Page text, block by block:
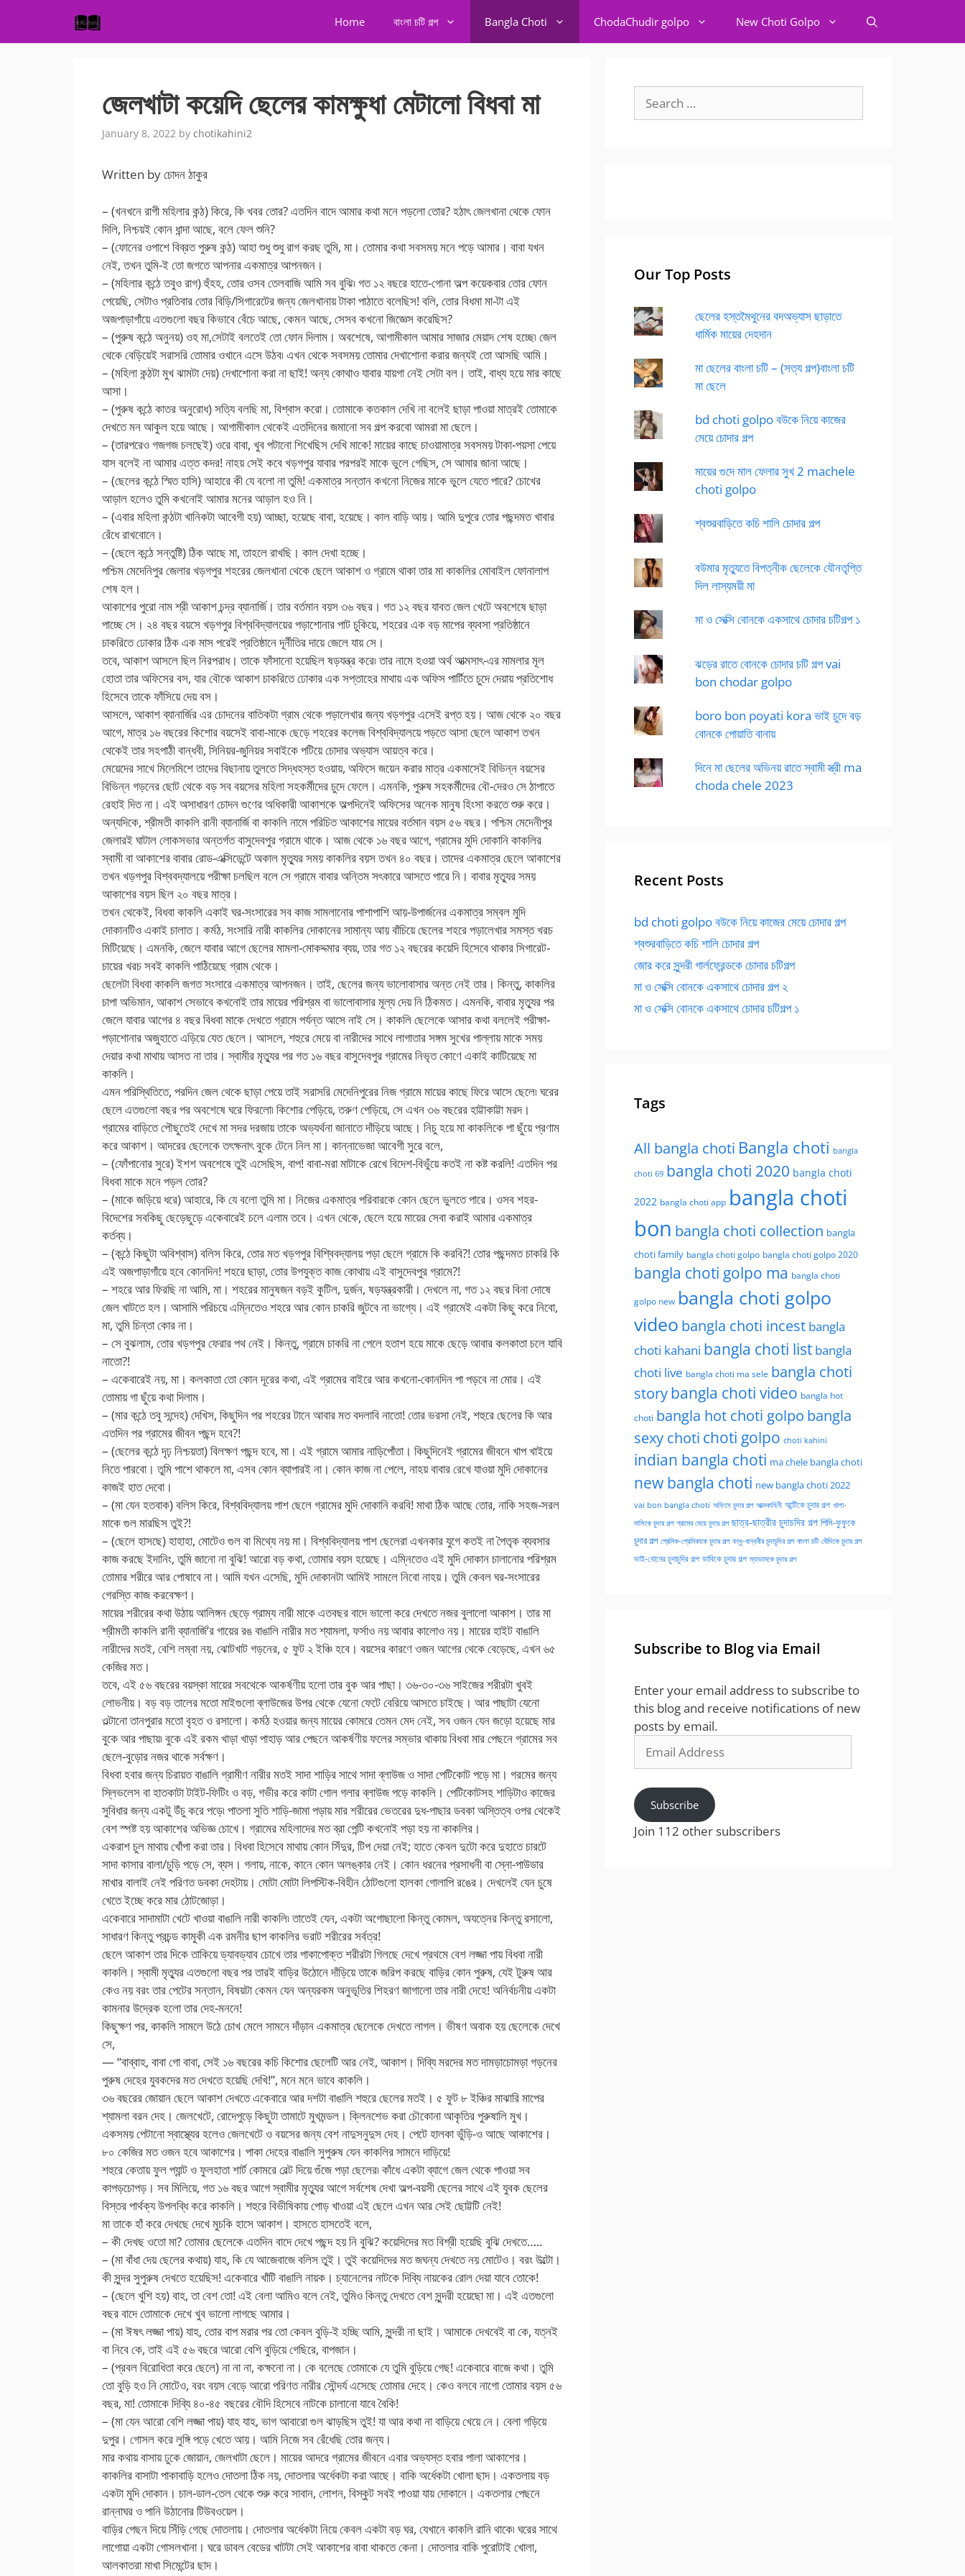
content
Home বাংলা চটি গল্প Bangla Choti ChodaChudir golpo New Choti Golpo
জেলখাটা কয়েদি ছেলের কামক্ষুধা মেটালো বিধবা মা
January 8, 2022 by chotikahini2
Written by চোদন ঠাকুর
– (খনখনে রাগী মহিলার কন্ঠ) কিরে, কি খবর তোর? এতদিন বাদে আমার কথা মনে পড়লো তোর? হঠাৎ জেলখানা থেকে ফোন
দিলি, নিশ্চয়ই কোন ধান্দা আছে, বলে ফেল শুনি?
– (ফোনের ওপাশে বিব্রত পুরুষ কন্ঠ) আহা শুধু শুধু রাগ করছ তুমি, মা। তোমার কথা সবসময় মনে পড়ে আমার। বাবা যখন
নেই, তখন তুমি-ই তো জগতে আপনার একমাত্র আপনজন।
– (মহিলার কন্ঠে তবুও রাগ) হুঁহহ, তোর ওসব তেলবাজি আমি সব বুঝি৷ গত ১২ বছরে হাতে-গোনা অল্প কয়েকবার তোর ফোন
পেয়েছি, সেটাও প্রতিবার তোর বিড়ি/সিগারেটের জন্য জেলখানায় টাকা পাঠাতে বলেছিস! বলি, তোর বিধমা মা-টা এই
অজপাড়াগাঁয়ে এতগুলো বছর কিভাবে বেঁচে আছে, কেমন আছে, সেসব কখনো জিজ্ঞেস করেছিস?
– (পুরুষ কন্ঠে অনুনয়) ওহ মা,সেটাই বলতেই তো ফোন দিলাম। অবশেষে, আগামীকাল আমার সাজার মেয়াদ শেষ হচ্ছে৷ জেল
থেকে বেড়িয়েই সরাসরি তোমার ওখানে এসে উঠব৷ এখন থেকে সবসময় তোমার দেখাশোনা করার জন্যই তো আসছি আমি।
– (মহিলা কন্ঠটা মুখ ঝামটা দেয়) দেখাশোনা করা না ছাই! অন্য কোথাও যাবার যায়গা নেই সেটা বল। তাই, বাধ্য হয়ে মার কাছে
আসা।
– (পুরুষ কন্ঠে কাতর অনুরোধ) সত্যি বলছি মা, বিশ্বাস করো। তোমাকে কতকাল দেখি না বলেই ছাড়া পাওয়া মাত্রই তোমাকে
দেখতে মন আকুল হয়ে আছে। আগামীকাল থেকেই এতদিনের জমানো সব গল্প করবো আমরা মা ছেলে।
– (তারপরেও গজগজ চলছেই) ওরে বাবা, খুব পটানো শিখেছিস দেখি মাকে! মায়ের কাছে চাওয়ামাত্র সবসময় টাকা-পয়সা পেয়ে
যাস বলেই না আমার এত্ত কদর! নাহয় সেই কবে খড়গপুর যাবার পরপরই মাকে ভুলে গেছিস, সে আমার জানা আছে।
– (ছেলের কন্ঠে স্মিত হাসি) আহারে কী যে বলো না তুমি! একমাত্র সন্তান কখনো নিজের মাকে ভুলে যেতে পারে? চোখের
আড়াল হলেও তুমি কখনোই আমার মনের আড়াল হও নি।
– (এবার মহিলা কন্ঠটা খানিকটা আবেগী হয়) আচ্ছা, হয়েছে বাবা, হয়েছে। কাল বাড়ি আয়। আমি দুপুরে তোর পছন্দমত খাবার
রেঁধে রাখবোনে।
– (ছেলে কন্ঠে সন্তুষ্টি) ঠিক আছে মা, তাহলে রাখছি। কাল দেখা হচ্ছে।
পশ্চিম মেদেনিপুর জেলার খড়গপুর শহরের জেলখানা থেকে ছেলে আকাশ ও গ্রামে থাকা তার মা কাকলির মোবাইল ফোনালাপ
শেষ হল।
আকাশের পুরো নাম শ্রী আকাশ চন্দ্র ব্যানার্জি। তার বর্তমান বয়স ৩৬ বছর। গত ১২ বছর যাবত জেল খেটে অবশেষে ছাড়া
পাচ্ছে সে। ২৪ বছর বয়সে খড়গপুর বিশ্ববিদ্যালয়ের পড়াশোনার পাট চুকিয়ে, শহরের এক বড় মাপের ব্যবসা প্রতিষ্ঠানে
চাকরিতে ঢোকার ঠিক এক মাস পরেই প্রতিষ্ঠানে দূর্নীতির দায়ে জেলে যায় সে।
তবে, আকাশ আসলে ছিল নিরপরাধ। তাকে ফাঁসানো হয়েছিল ষড়যন্ত্র করে৷ তার নামে হওয়া অর্থ আত্মসাৎ-এর মামলার মূল
হোতা তার অফিসের বস, যার বৌকে আকাশ চাকরিতে ঢোকার এক সপ্তাহের মাথায় এক অফিস পার্টিতে চুদে দেয়ায় প্রতিশোধ
হিসেবে তাকে ফাঁসিয়ে দেয় বস।
আসলে, আকাশ ব্যানার্জির এর চোদনের বাতিকটা গ্রাম থেকে পড়ালেখার জন্য খড়গপুর এসেই রপ্ত হয়। আজ থেকে ২০ বছর
আগে, মাত্র ১৬ বছরের কিশোর বয়সেই বাবা-মাকে ছেড়ে শহরের কলেজ বিশ্ববিদ্যালয়ে পড়তে আসা ছেলে আকাশ তখন
থেকেই তার সহপাঠী বান্ধবী, সিনিয়র-জুনিয়র সবাইকে পটিয়ে চোদার অভ্যাস আয়ত্ব করে।
মেয়েদের সাখে মিলেমিশে তাদের বিছানায় তুলতে সিদ্ধহস্ত হওয়ায়, অফিসে জয়েন করার মাত্র একমাসেই বিভিন্ন বয়সের
বিভিন্ন গড়নের ছোট থেকে বড় সব বয়সের মহিলা সহকর্মীদের চুদে ফেলে। এমনকি, পুরুষ সহকর্মীদের বৌ-দেরও সে ঠাপাতে
রেহাই দিত না। এই অসাধারণ চোদন গুণের অধিকারী আকাশকে অল্পদিনেই অফিসের অনেক মানুষ হিংসা করতে শুরু করে।
অন্যদিকে, শ্রীমতী কাকলি রানী ব্যানার্জি বা কাকলি নামে পরিচিত আকাশের মায়ের বর্তমান বয়স ৫৬ বছর। পশ্চিম মেদেনীপুর
জেলারই ঘাটাল লোকসভার অন্তর্গত বাসুদেবপুর গ্রামে থাকে। আজ থেকে ১৬ বছর আগে, গ্রামের মুদি দোকানি কাকলির
স্বামী বা আকাশের বাবার রোড-এক্সিডেন্টে অকাল মৃত্যুর সময় কাকলির বয়স তখন ৪০ বছর। তাদের একমাত্র ছেলে আকাশের
তখন খড়গপুর বিশ্ববদ্যালয়ে পরীক্ষা চলছিল বলে সে গ্রামে বাবার অন্তিম সৎকারে আসতে পারে নি। বাবার মৃত্যুর সময়
আকাশের বয়স ছিল ২০ বছর মাত্র।
তখন থেকেই, বিধবা কাকলি একাই ঘর-সংসারের সব কাজ সামলানোর পাশাপাশি আয়-উপার্জনের একমাত্র সম্বল মুদি
দোকানটিও একাই চালাত। কর্মঠ, সংসারি নারী কাকলির দোকানের সামান্য আয় বাঁচিয়ে ছেলের শহরে পড়ালেখার সমস্ত খরচ
মিটিয়েছে। এমনকি, জেলে যাবার আগে ছেলের মামলা-মোকদ্দমার ব্যয়, তার গত ১২ বছরের কয়েদি হিসেবে থাকার সিগারেট-
চায়ের খরচ সবই কাকলি পাঠিয়েছে গ্রাম থেকে।
ছেলেটা বিধবা কাকলি জগত সংসারে একমাত্র আপনজন। তাই, ছেলের জন্য ভালোবাসার অন্ত নেই তার। কিন্তু, কাকলির
চাপা অভিমান, আকাশ সেভাবে কখনোই তার মায়ের পরিশ্রম বা ভালোবাসার মূল্য দেয় নি ঠিকমত। এমনকি, বাবার মৃত্যুর পর
জেলে যাবার আগের ৪ বছর বিধবা মাকে দেখতে গ্রামে পর্যন্ত আসে নাই সে। কাকলি ছেলেকে আসার কথা বললেই পরীক্ষা-
পড়াশোনার অজুহাতে এড়িয়ে যেত ছেলে। আসলে, শহুরে মেয়ে বা নারীদের সাথে লাগাতার সঙ্গম সুখের পাল্লায় মাকে সময়
দেয়ার কথা মাথায় আসত না তার। স্বামীর মৃত্যুর পর গত ১৬ বছর বাসুদেবপুর গ্রামের নিভৃত কোণে একাই কাটিয়েছে মা
কাকলি।
এমন পরিস্থিতিতে, পরদিন জেল থেকে ছাড়া পেয়ে তাই সরাসরি মেদেনিপুরের নিজ গ্রামে মায়ের কাছে ফিরে আসে ছেলে৷ ঘরের
ছেলে এতগুলো বছর পর অবশেষে ঘরে ফিরলো৷ কিশোর পেড়িয়ে, তরুণ পেড়িয়ে, সে এখন ৩৬ বছরের হাট্টাকাট্টা মরদ।
গ্রামের বাড়িতে পৌছুতেই দেখে মা সদর দরজায় তাকে অভ্যর্থনা জানাতে দাঁড়িয়ে আছে। নিচু হয়ে মা কাকলিকে পা ছুঁয়ে প্রণাম
করে আকাশ। আদরের ছেলেকে তৎক্ষনাৎ বুকে টেনে নিল মা। কান্নাভেজা আবেগী সুরে বলে,
– (ফোঁপানোর সুরে) ইশশ অবশেষে তুই এসেছিস, বাপ! বাবা-মরা মাটাকে রেখে বিদেশ-বিভুঁয়ে কতই না কষ্ট করলি! এতদিন পর
বিধবা মাকে মনে পড়ল তোর?
– (মাকে জড়িয়ে ধরে) আহারে, কি যে বলো তুমি মা। নিজের একমাত্র পরিবারকে কোন ছেলে ভুলতে পারে। ওসব শহর-
বিদেশের সবকিছু ছেড়েছুড়ে একেবারেই চলে এলাম তবে। এখন থেকে, ছেলে হয়ে মায়ের সেবা করাই আমার একমাত্র
কর্তব্য।
– (কন্ঠে কিছুটা অবিশ্বাস) বলিস কিরে, তোর মত খড়গপুর বিশ্বিবদ্যালয় পড়া ছেলে গ্রামে কি করবি?! তোর পছন্দমত চাকরি কি
এই অজপাড়াগাঁয়ে হবে কোনদিন! শহরে ছাড়া, তোর উপযুক্ত কাজ কোথায় এই বাসুদেবপুর গ্রামে?!
– শহরে আর ফিরছি না আমি, মা। শহরের মানুষজন বড়ই কুটিল, দুর্জন, ষড়যন্ত্রকারী। দেখলে না, গত ১২ বছর বিনা দোষে
জেল খাটতে হল। আসামি পরিচয়ে এম্নিতেও শহরে আর কোন চাকরি জুটবে না ভাগ্যে। এই গ্রামেই একটা কিছু করে নিবো,
মা, তুমি চিন্তা কোর না।
– সে বুঝলাম, তোর খড়গপুর ফেরার পথ নেই। কিন্তু, গ্রামে চাকরি না পেলে হতাশ হয়ে মাকে ছেড়ে আবার কলকাতা চলে যাবি
নাতো?!
– একেবারেই নয়, মা। কলকাতা তো কোন দূরের কথা, এই গ্রামের বাইরে আর কখনো-কোনদিন পা পড়বে না মোর। এই
তোমায় গা ছুঁয়ে কথা দিলাম।
– (মার কন্ঠে তবু সন্দেহ) দেখিস, কিছুদিন পর শহরের টানে আবার মত বদলাবি নাতো! তোর ভরসা নেই, শহুরে ছেলের কি আর
এতদিন পর গ্রামের জীবন পছন্দ হবে?!
– (ছেলের কন্ঠে দৃঢ় নিশ্চয়তা) বিলক্ষণ পছন্দ হবে, মা। এই গ্রামে আমার নাড়িপোঁতা। কিছুদিনেই গ্রামের জীবনে খাপ খাইয়ে
নিতে পারবো। তুমি পাশে থাকলে মা, এসব কোন ব্যাপারই না। কোন কাজ না পেলে, নাহয় বাবার রেখে যাওয়া মুদি দোকানের
কাজই হাত দেবো।
– (মা যেন হতবাক) বলিস কিরে, বিশ্ববিদ্যালয় পাশ ছেলে গ্রামের মুদি দোকানি করবি! মাথা ঠিক আছে তোর, নাকি সহজ-সরল
মাকে গুল মারছিস তুই?!
– (ছেলে হাসছে) হাহাহা, মোটেও গুল বা মিথ্যে নয় মা। বিশ্ববিদ্যালয় পাশ ছেলেরা এখনকার যুগে কতই না পৈতৃক ব্যবসার
কাজ করছে ইদানিং, তুমি জানো না বুঝি! আরো বড় কথা, তোমার বয়স হয়েছে। এম্নিতেও এই মুদি দোকান চালানোর পরিশ্রম
তোমার শরীরে আর পোষাবে না। আমি যখন এসেছি, মুদি দোকানটা আমিই সামলে নিবো নাহয়। তুমি কেবল ঘর-সংসারের
গেরস্তি কাজ করবেক্ষণ।
মায়ের শরীরের কথা উঠায় আলিঙ্গন ছেড়ে গ্রাম্য নারী মাকে এতবছর বাদে ভালো করে দেখতে নজর বুলালো আকাশ। তার মা
শ্রীমতী কাকলি রানী ব্যানার্জি’র গায়ের রঙ বাঙালি নারীর মত শ্যামলা, ফর্সাও নয় আবার কালোও নয়। মায়ের হাইট বাঙালি
নারীদের মতই, বেশি লম্বা নয়, ঝোটখাট গড়নের, ৫ ফুট ২ ইঞ্চি হবে। বয়সের কারণে ওজন আগের থেকে বেড়েছে, এখন ৬৫
কেজির মত।
তবে, এই ৫৬ বছরের বয়স্কা মায়ের সবথেকে আকর্ষণীয় হলো তার বুক আর পাছা। ৩৬-৩০-৩৬ সাইজের শরীরটা খুবই
লোভনীয়। বড় বড় তালের মতো মাইগুলো ব্লাউজের উপর থেকে যেনো ফেটে বেরিয়ে আসতে চাইছে। আর পাছাটা যেনো
ওল্টানো তানপুরার মতো বৃহত ও রসালো। কর্মঠ হওয়ার জন্য মায়ের কোমরে তেমন মেদ নেই, সব ওজন যেন জড়ো হয়েছে মার
বুকে আর পাছায়৷ বুকে এই রকম খাড়া খাড়া পাহাড় আর পেছনে আকর্ষণীয় ফলের সম্ভার থাকায় বিধবা মার পেছনে গ্রামের সব
ছেলে-বুড়োর নজর থাকে সর্বক্ষণ।
বিধবা হবার জন্য চিরায়ত বাঙালি গ্রামীণ নারীর মতই সাদা শাড়ির সাথে সাদা ব্লাউজ ও সাদা পেটিকোট পড়ে মা। গরমের জন্য
স্লিভলেস বা হাতকাটা টাইট-ফিটিং ও বড়, গভীর করে কাটা গোল গলার ব্লাউজ পড়ে কাকলি। পেটিকোটসহ শাড়িটাও কাজের
সুবিধার জন্য একটু উঁচু করে পড়ে৷ পাতলা সুতি শাড়ি-জামা পড়ায় মার শরীরের ভেতরের দুধ-পাছার ডবকা অস্তিত্ব ওপর থেকেই
বেশ স্পষ্ট হয় আকাশের অভিজ্ঞ চোখে। গ্রামের মহিলাদের মত ব্রা পেন্টি কখনোই পড়া হয় না কাকলির।
একরাশ চুল মাথায় খোঁপা করা তার। বিধবা হিসেবে মাথায় কোন সিঁদুর, টিপ দেয়া নেই; হাতে কেবল দুটো করে দুহাতে চারটে
সাদা কাসার বালা/চুড়ি পড়ে সে, ব্যস। গলায়, নাকে, কানে কোন অলঙ্কার নেই। কোন ধরনের প্রসাধনী বা স্নো-পাউডার
মাখার বালাই নেই পরিণত ডবকা দেহটায়। মোটা মোটা লিপস্টিক-বিহীন ঠোটগুলো হালকা গোলাপি রঙের। দেখলেই যেন চুষে
খেতে ইচ্ছে করে মার ঠোটজোড়া।
একেবারে সাদামাটা খেটে খাওয়া বাঙালি নারী কাকলি৷ তাতেই যেন, একটা অগোছালো কিন্তু কোমল, অযত্নের কিন্তু রসালো,
সাধারণ কিন্তু প্রচন্ড কামুকী এক রমনীর ছাপ কাকলির ভরাট শরীরের সর্বত্র!
ছেলে আকাশ তার দিকে তাকিয়ে ড্যাবড্যাব চোখে তার পাকাপোক্ত শরীরটা গিলছে দেখে প্রথমে বেশ লজ্জা পায় বিধবা নারী
কাকলি। স্বামী মৃত্যুর এতগুলো বছর পর তারই বাড়ির উঠোনে দাঁড়িয়ে তাকে জরিপ করছে বাড়ির কোন পুরুষ, যেই টুরুষ আর
কেও নয় বরং তার পেটের সন্তান, বিষয়টা কেমন যেন অন্যরকম অনুভূতির শিহরণ জাগালো তার নারী দেহে! অনির্বচনীয় একটা
কামনার উদ্রেক হলো তার দেহ-মননে!
কিছুক্ষণ পর, কাকলি সামলে উঠে চোখ মেলে সামনে দাঁড়ান একমাত্র ছেলেকে দেখতে লাগল। ভীষণ অবাক হয় ছেলেকে দেখে
সে,
— “বাব্বাহ, বাবা গো বাবা, সেই ১৬ বছরের কচি কিশোর ছেলেটি আর নেই, আকাশ। দিব্যি মরদের মত দামড়াচোমড়া গড়নের
পুরুষ দেহের যুবকদের মত দেখতে হয়েছি দেখি!”, মনে মনে ভাবে কাকলি।
৩৬ বছরের জোয়ান ছেলে আকাশ দেখতে একেবারে আর দশটা বাঙালি শহুরে ছেলের মতই। ৫ ফুট ৮ ইঞ্চির মাঝারি মাপের
শ্যামলা বরন দেহ। জেলখেটে, রোদেপুড়ে কিছুটা তামাটে মুখমন্ডল। ক্লিনশেভ করা চৌকোনা আকৃতির পুরুষালি মুখ।
একসময় পেটানো স্বাস্থ্যের হলেও জেলখেটে ও বয়সের জন্য বেশ নাদুসনুদুস দেহ। পেটে হালকা ভুঁড়ি-ও আছে আকাশের।
৮০ কেজির মত ওজন হবে আকাশের। পাকা দেহের বাঙালি সুপুরুষ যেন কাকলির সামনে দাড়িয়ে!
শহুরে কেতায় ফুল প্যান্ট ও ফুলহাতা শার্ট কোমরে বেল্ট দিয়ে গুঁজে পড়া ছেলের৷ কাঁধে একটা ব্যাগে জেল থেকে পাওয়া সব
কাপড়চোপড়। সব মিলিয়ে, গত ১৬ বছর আগে স্বামীর মৃত্যুর আগে সর্বশেষ দেখা অল্প-বয়সী ছেলের সাথে এই যুবক ছেলের
বিস্তর পার্থক্য উপলব্ধি করে কাকলি। শহুরে বিভীষিকায় পোড় খাওয়া এই ছেলে এখন আর সেই ছোট্টটি নেই!
মা তাকে হাঁ করে দেখছে দেখে মুচকি হাসে আকাশ। হাসতে হাসতেই বলে,
– কী দেখছ ওতো মা? তোমার ছেলেকে এতদিন বাদে দেখে পছন্দ হয় নি বুঝি? কয়েদিদের মত বিশ্রী হয়েছি বুঝি দেখতে…..
– (মা বাঁধা দেয় ছেলের কথায়) যাহ, কি যে আজেবাজে বলিস তুই। তুই কয়েদিদের মত জঘন্য দেখতে নয় মোটেও। বরং উল্টো।
কী সুন্দর সুপুরুষ দেখতে হয়েছিস! একেবারে খাঁটি বাঙালি নায়ক। চ্যানেলের নাটকে দিব্যি নায়কের রোল দেয়া যাবে তোকে!
– (ছেলে খুশি হয়) বাহ, তা বেশ তো! এই বেলা আমিও বলে নেই, তুমিও কিন্তু দেখতে বেশ সুন্দরী হয়েছো মা। এই এতগুলো
বছর বাদে তোমাকে দেখে খুব ভালো লাগছে আমার।
– (মা ঈষৎ লজ্জা পায়) যাহ, তোর বাপ মরার পর তো কেবল বুড়ি-ই হচ্ছি আমি, সুন্দরী না ছাই। আমাকে দেখবেই বা কে, যত্নই
বা নিবে কে, তাই এই ৫৬ বছরে আরো বেশি বুড়িয়ে গেছিরে, বাপজান।
– (প্রবল বিরোধিতা করে ছেলে) না না না, কক্ষনো না। কে বলেছে তোমাকে যে তুমি বুড়িয়ে গেছ! একেবারে বাজে কথা। তুমি
তো বুড়ি হও নি মোটেও, বরং বয়স বেড়ে আরো পরিণত নারীর সৌন্দর্য এসেছে তোমার দেহে। কেও বলবে নাগো তোমার বয়স ৫৬
বছর, মা! তোমাকে দিব্যি ৪০-৪৫ বছরের বৌদি হিসেবে নাটকে চালানো যাবে বৈকি!
– (মা যেন আরো বেশি লজ্জা পায়) যাহ যাহ, ভাগ আবারো গুল ঝাড়ছিস তুই! যা আর কথা না বাড়িয়ে খেয়ে নে। বেলা গড়িয়ে
দুপুর। গোসল করে লুঙ্গি পড়ে খেতে আয়। আমি নিজে সব রেঁধেছি তোর জন্য।
মার কথায় বাসায় ঢুকে জোয়ান, জেলখাটা ছেলে। মায়ের আদরে গ্রামের জীবনে এবার অভ্যস্ত হবার পালা আকাশের।
কাকলির বাসাটা পাকাবাড়ি হলেও দোতলা ঠিক নয়, দোতলার অর্ধেকটা করা আছে। বাকি অর্ধেকটা খোলা ছাদ। একতলায় বড়
একটা মুদি দোকান। চাল-ডাল-তেল থেকে শুরু করে সাবান, লোশন, বিস্কুট সবই পাওয়া যায় দোকানে। একতলার পেছনে
রান্নাঘর ও পানি উঠানোর টিউবওয়েল।
বাড়ির পেছন দিয়ে সিঁড়ি গেছে দোতলায়। দোতলার অর্ধেকটা নিয়ে কেবল একটা বড় ঘর, যেখানে কাকলি রানি থাকে৷ ঘরের সাথে
লাগোয়া একটা গোসলখানা। ঘরে ডাবল বেডের খাটটা সেই আকাশের বাবা থাকতে কেনা। দোতলার বাকি পুরোটাই খোলা,
আলকাতরা মাখা সিমেন্টের ছাদ।
for:
Our Top Posts
ছেলের হস্তমৈথুনের বদঅভ্যাস ছাড়াতে
ধার্মিক মায়ের দেহদান
মা ছেলের বাংলা চটি – (সত্য গল্প)বাংলা চটি
মা ছেলে
bd choti golpo বউকে নিয়ে কাজের
মেয়ে চোদার গল্প
মায়ের গুদে মাল ফেলার সুখ 2 machele
choti golpo
শ্বশুরবাড়িতে কচি শালি চোদার গল্প
বউমার মৃত্যুতে বিপত্নীক ছেলেকে যৌনতৃপ্তি
দিল লাস্যময়ী মা
মা ও সেক্সি বোনকে একসাথে চোদার চটিগল্প ১
ঝড়ের রাতে বোনকে চোদার চটি গল্প vai
bon chodar golpo
boro bon poyati kora ভাই চুদে বড়
বোনকে পোয়াতি বানায়
দিনে মা ছেলের অভিনয় রাতে স্বামী স্ত্রী ma
choda chele 2023
Recent Posts
bd choti golpo বউকে নিয়ে কাজের মেয়ে চোদার গল্প
শ্বশুরবাড়িতে কচি শালি চোদার গল্প
জোর করে সুন্দরী গার্লফ্রেন্ডকে চোদার চটিগল্প
মা ও সেক্সি বোনকে একসাথে চোদার গল্প ২
মা ও সেক্সি বোনকে একসাথে চোদার চটিগল্প ১
Tags
All bangla choti Bangla choti bangla
choti 69 bangla choti 2020 bangla choti
2022 bangla choti app bangla choti
bon bangla choti collection bangla
choti family bangla choti golpo bangla choti golpo 2020
bangla choti golpo ma bangla choti
golpo new bangla choti golpo
video bangla choti incest bangla
choti kahani bangla choti list bangla
choti live bangla choti ma sele bangla choti
storybangla choti video bangla hot
choti bangla hot choti golpo bangla
sexy choti choti golpo choti kahini
indian bangla choti ma chele bangla choti
new bangla choti new bangla choti 2022
vai bon bangla choti অফিসে চুদার গল্প আত্মকাহিনী আন্টিকে চুদার গল্প খালা-
মাসিকে চুদার গল্প গ্রামের মেয়ে চুদার গল্প ছাত্র-ছাত্রীর চুদাচদির গল্প পিসি-ফুফুকে
চুদার গল্প প্রেমিক-প্রেমিকাকে চুদার গল্প বন্ধু-বান্ধবীর চুদাচুদির গল্প বাংলা চটি বৌদিকে চুদার গল্প
ভাই-বোনের চুদাচুদির গল্প ভাবিকে চুদার গল্প ম্যাডামকে চুদার গল্প
Subscribe to Blog via Email
Enter your email address to subscribe to
this blog and receive notifications of new
posts by email.
Address
Subscribe
Join 112 other subscribers